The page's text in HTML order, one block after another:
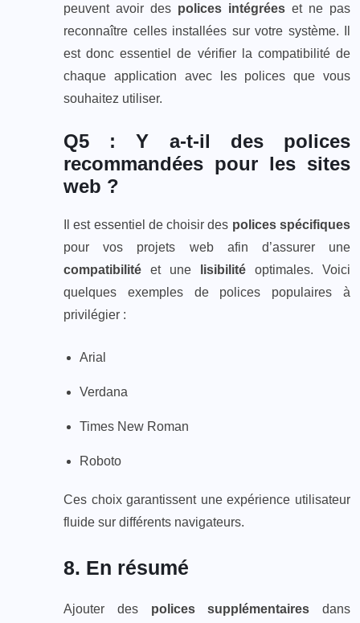
peuvent avoir des polices intégrées et ne pas
reconnaître celles installées sur votre système. Il
est donc essentiel de vérifier la compatibilité de
chaque application avec les polices que vous
souhaitez utiliser.
Q5 : Y a-t-il des polices
recommandées pour les sites
web ?
Il est essentiel de choisir des polices spécifiques
pour vos projets web afin d’assurer une
compatibilité et une lisibilité optimales. Voici
quelques exemples de polices populaires à
privilégier :
Arial
Verdana
Times New Roman
Roboto
Ces choix garantissent une expérience utilisateur
fluide sur différents navigateurs.
8. En résumé
Ajouter des polices supplémentaires dans